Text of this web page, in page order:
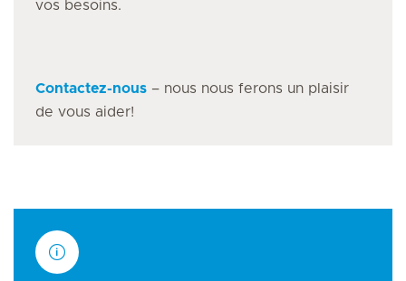
vos besoins.
Contactez-nous – nous nous ferons un plaisir
de vous aider!